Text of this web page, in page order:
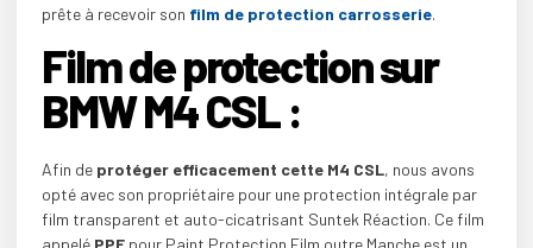
prête à recevoir son film de protection carrosserie.
Film de protection sur
BMW M4 CSL :
Afin de protéger efficacement cette M4 CSL, nous avons
opté avec son propriétaire pour une protection intégrale par
film transparent et auto-cicatrisant Suntek Réaction. Ce film
appelé PPF pour Paint Protection Film outre Manche est un